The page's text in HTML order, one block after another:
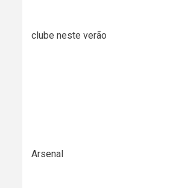
clube neste verão
Arsenal